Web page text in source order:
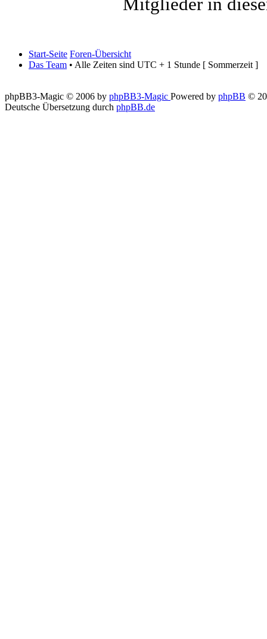
Mitglieder in
Start-Seite Foren-Übersicht
Das Team • Alle Zeiten sind UTC + 1 Stunde [ Sommerzeit ]
phpBB3-Magic © 2006 by phpBB3-Magic Powered by phpBB ©
Deutsche Übersetzung durch phpBB.de